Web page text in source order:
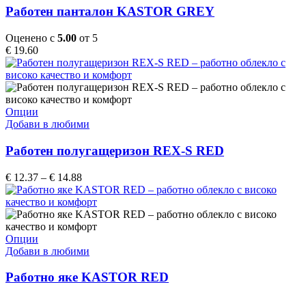
multiple
The
options
may
be
chosen
on
product
page
Работен панталон KASTOR GREY
Оценено с 5.00 от 5
€ 19.60
Опции
product
multiple
variants.
The
options
may
be
chosen
on
the
product
Добави в любими
Работен полугащеризон REX-S RED
€ 12.37 – € 14.88Price
range:
€ 12.37
through
€ 14.88
Опции
product
multiple
Добави в любими
Работно яке KASTOR RED